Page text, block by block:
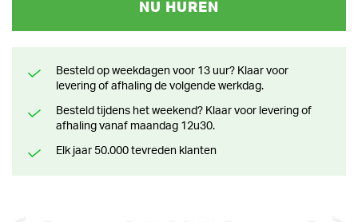
NU HUREN
Besteld op weekdagen voor 13 uur? Klaar voor
levering of afhaling de volgende werkdag.
Besteld tijdens het weekend? Klaar voor levering of
afhaling vanaf maandag 12u30.
Elk jaar 50.000 tevreden klanten